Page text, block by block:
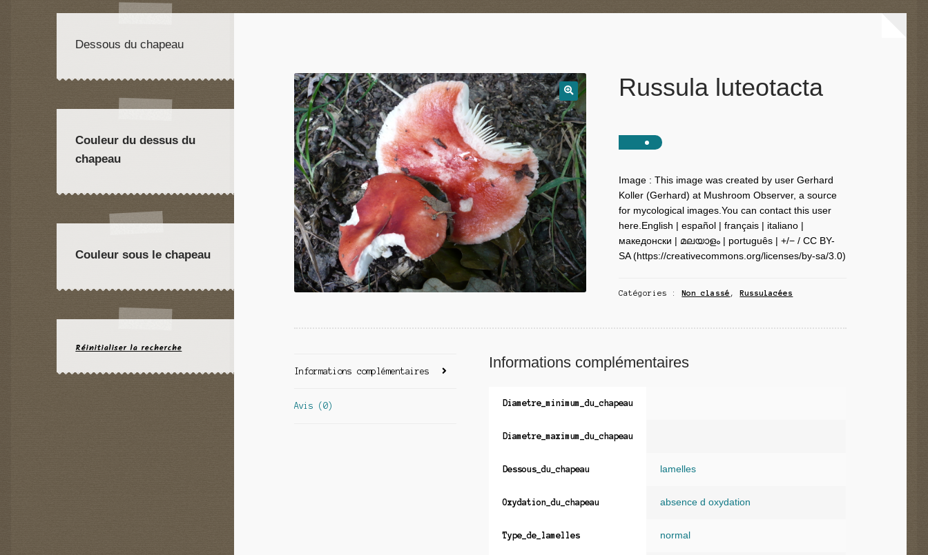
Russula luteotacta
Image : This image was created by user Gerhard
Koller (Gerhard) at Mushroom Observer, a source
for mycological images.You can contact this user
here.English | español | français | italiano |
македонски | മലയാളം | português | +/− / CC BY-
SA (https://creativecommons.org/licenses/by-sa/3.0)
Catégories :Non classé ,Russulacées
Informations complémentaires
Avis (0)
Informations complémentaires
Diametre_minimum_du_chapeau
Diametre_maximum_du_chapeau
Dessous_du_chapeau lamelles
Oxydation_du_chapeau absence d oxydation
Type_de_lamelles normal
Dessous du chapeau
Couleur du dessus du
chapeau
Couleur sous le chapeau
Réinitialiser la recherche